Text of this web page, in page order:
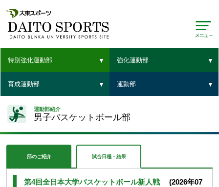
特別強化運動部 強化運動部
育成運動部 運動部
運動部紹介
男子バスケットボール部
部のご紹介 試合日程・結果
第4回全日本大学バスケットボール新人戦
(2026年07